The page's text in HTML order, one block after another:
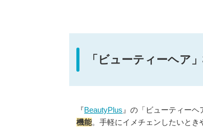
「ビューティーヘア
『BeautyPlus 』の「ビューティーヘ
機能。手軽にイメチェンしたいと